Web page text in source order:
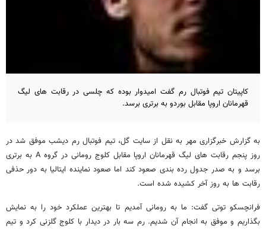
کاپیتان تیم فوتبال رم گفت امیدوار بوده که چلسی در رقابت های لیگ
قهرمانان اروپا مقابل بوردو به برتری برسد.
به گزارش خبرگزاری مهر به نقل از سایت گل، تیم فوتبال رم دیشب موفق شد در
روز پنجم رقابت های لیگ قهرمانان اروپا مقابل کلوج رومانی در گروه A به برتری
برسد و به صدر جدول رده بندی صعود کند اما صعود نماینده ایتالیا به دور حذفی
رقابت ها به روز آخر کشیده شده است.
فرانچسکو توتی گفت: ما به رومانی آمدیم تا بهترین عملکرد خود را به نمایش
بگذاریم و موفق به انجام آن شدیم. رم سه بار در دیدار با کلوج گلزنی کرد و تیم